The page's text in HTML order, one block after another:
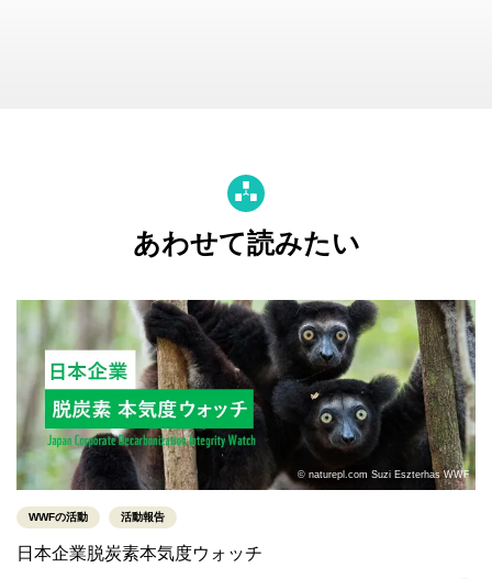
あわせて読みたい
© naturepl.com Suzi Eszterhas WWF
WWFの活動 活動報告
日本企業脱炭素本気度ウォッチ